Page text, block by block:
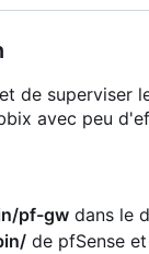
de superviser
avec peu
pf-gw dans le
de pfSense